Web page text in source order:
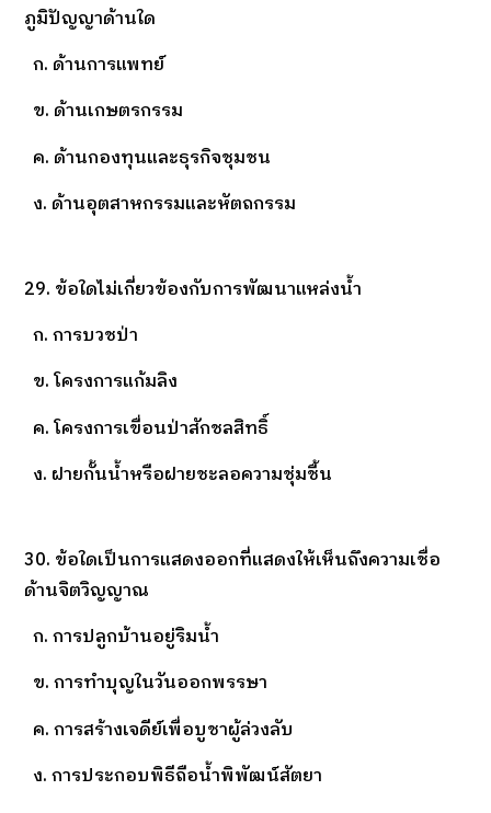
ภูมิปัญญาด้านใด
ก. ด้านการแพทย์
ข. ด้านเกษตรกรรม
ค. ด้านกองทุนและธุรกิจชุมชน
ง. ด้านอุตสาหกรรมและหัตถกรรม
29. ข้อใดไม่เกี่ยวข้องกับการพัฒนาแหล่งน้ำ
ก. การบวชป่า
ข. โครงการแก้มลิง
ค. โครงการเขื่อนป่าสักชลสิทธิ์
ง. ฝายกั้นน้ำหรือฝายชะลอความชุ่มชื้น
30. ข้อใดเป็นการแสดงออกที่แสดงให้เห็นถึงความเชื่อ
ด้านจิตวิญญาณ
ก. การปลูกบ้านอยู่ริมน้ำ
ข. การทำบุญในวันออกพรรษา
ค. การสร้างเจดีย์เพื่อบูชาผู้ล่วงลับ
ง. การประกอบพิธีถือน้ำพิพัฒน์สัตยา